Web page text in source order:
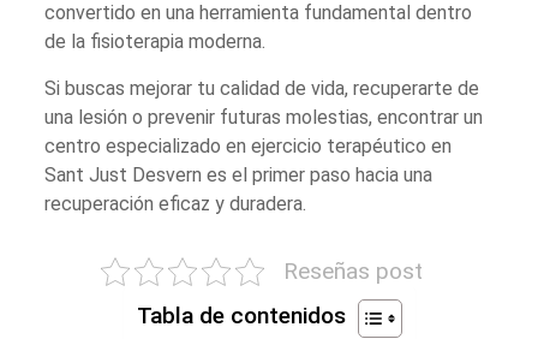
convertido en una herramienta fundamental dentro
de la fisioterapia moderna.
Si buscas mejorar tu calidad de vida, recuperarte de
una lesión o prevenir futuras molestias, encontrar un
centro especializado en ejercicio terapéutico en
Sant Just Desvern es el primer paso hacia una
recuperación eficaz y duradera.
Reseñas post
Tabla de contenidos